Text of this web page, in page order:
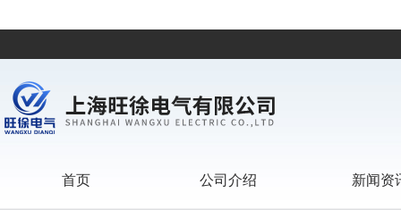
首页 公司介绍 新闻资